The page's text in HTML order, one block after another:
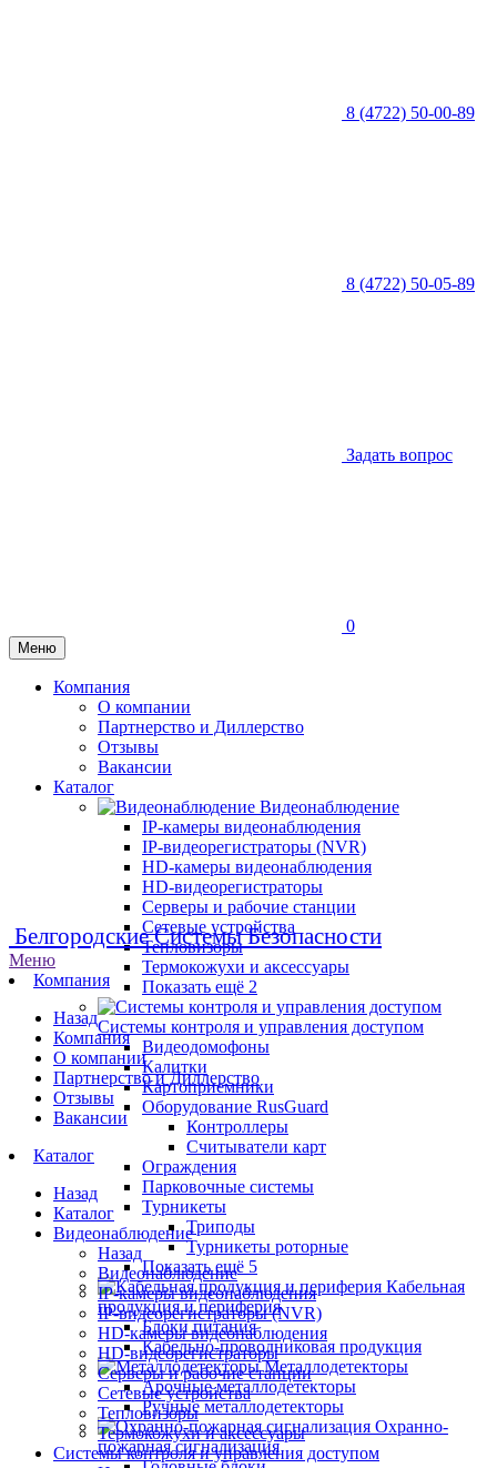
8 (4722) 50-00-89
8 (4722) 50-05-89
Задать вопрос
0
Меню
Компания
О компании
Партнерство и Диллерство
Отзывы
Вакансии
Каталог
Видеонаблюдение
IP-камеры видеонаблюдения
IP-видеорегистраторы (NVR)
HD-камеры видеонаблюдения
HD-видеорегистраторы
Серверы и рабочие станции
Сетевые устройства
Тепловизоры
Термокожухи и аксессуары
Показать ещё 2
Системы контроля и управления доступом
Видеодомофоны
Калитки
Картоприемники
Оборудование RusGuard
Контроллеры
Считыватели карт
Ограждения
Парковочные системы
Турникеты
Триподы
Турникеты роторные
Показать ещё 5
Кабельная
продукция и периферия
Блоки питания
Кабельно-проводниковая продукция
Металлодетекторы
Арочные металлодетекторы
Ручные металлодетекторы
Охранно-
пожарная сигнализация
Белгородские Системы Безопасности
Меню
Компания
Назад
Компания
О компании
Партнерство и Диллерство
Отзывы
Вакансии
Каталог
Назад
Каталог
Видеонаблюдение
Назад
Видеонаблюдение
IP-камеры видеонаблюдения
IP-видеорегистраторы (NVR)
HD-камеры видеонаблюдения
HD-видеорегистраторы
Серверы и рабочие станции
Сетевые устройства
Тепловизоры
Термокожухи и аксессуары
Системы контроля и управления доступом